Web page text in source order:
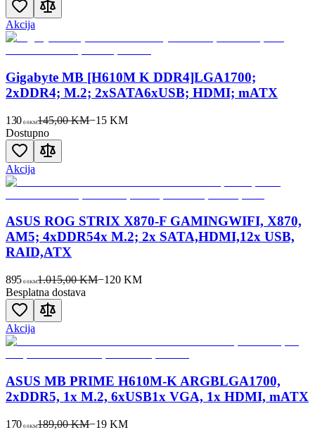
Akcija
Gigabyte MB [H610M K DDR4]LGA1700;
2xDDR4; M.2; 2xSATA6xUSB; HDMI; mATX
130 00KM145,00 KM−15 KM
Dostupno
Akcija
ASUS ROG STRIX X870-F GAMINGWIFI, X870,
AM5; 4xDDR54x M.2; 2x SATA,HDMI,12x USB,
RAID,ATX
895 00KM1.015,00 KM−120 KM
Besplatna dostava
Akcija
ASUS MB PRIME H610M-K ARGBLGA1700,
2xDDR5, 1x M.2, 6xUSB1x VGA, 1x HDMI, mATX
170 00KM189,00 KM−19 KM